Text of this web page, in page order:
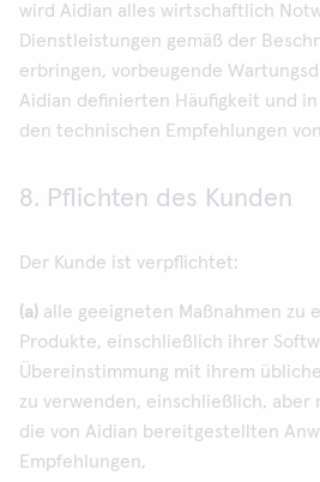
wird Aidian alles wirtschaftlich
Dienstleistungen gemäß der
erbringen, vorbeugende
Aidian definierten Häufigkeit und
den technischen Empfehlungen
8. Pflichten des Kunden
Der Kunde ist verpflichtet:
(a) alle geeigneten Maßnahmen zu
Produkte, einschließlich ihrer
Übereinstimmung mit ihrem
zu verwenden, einschließlich, aber
die von Aidian bereitgestellten
Empfehlungen,